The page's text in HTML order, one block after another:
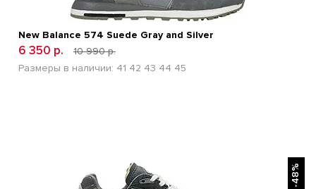
New Balance 574 Suede Gray and Silver
6 350 р.
10 990 р.
Размеры в наличии: 41 42 43 44 45
-48%